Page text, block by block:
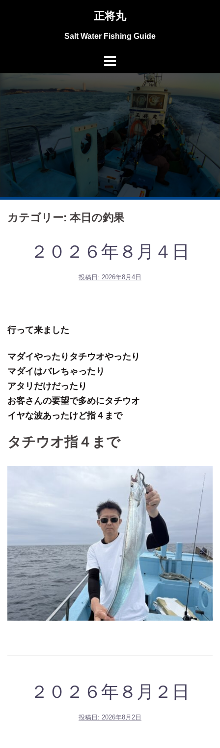
ス
正将丸
Salt Water Fishing Guide
カテゴリー: 本日の釣果
２０２６年８月４日
投稿日: 2026年8月4日
行って来ました
マダイやったりタチウオやったり
マダイはバレちゃったり
アタリだけだったり
お客さんの要望で多めにタチウオ
イヤな波あったけど指４まで
タチウオ指４まで
２０２６年８月２日
投稿日: 2026年8月2日